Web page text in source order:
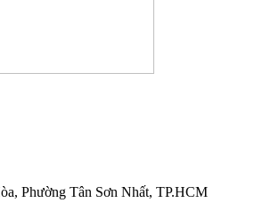
Phường Tân Sơn Nhất, TP.HCM